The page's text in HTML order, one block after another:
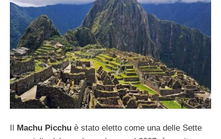
Machu Picchu è stato eletto come una delle Sette